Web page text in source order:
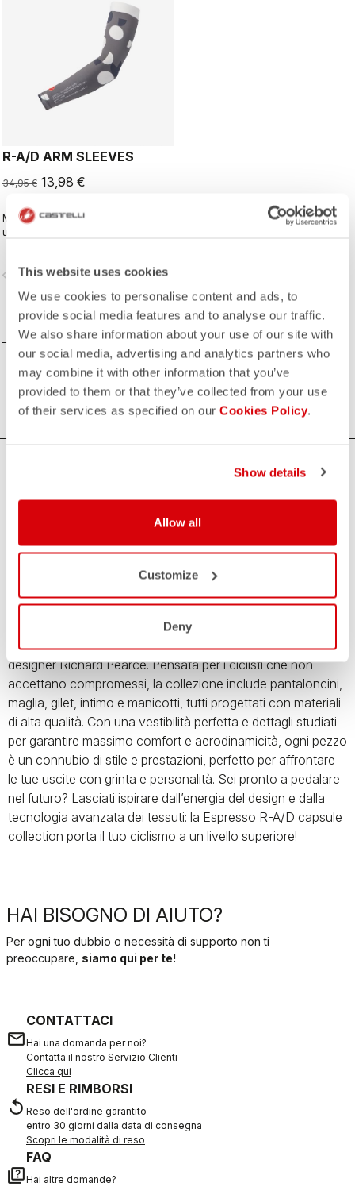
This website uses cookies
We use cookies to personalise content and ads, to
provide social media features and to analyse our traffic.
We also share information about your use of our site with
our social media, advertising and analytics partners who
may combine it with other information that you’ve
provided to them or that they’ve collected from your use
of their services as specified on our Cookies Policy.
Show details
Allow all
Customize
Deny
R-A/D ARM SLEEVES
34,95 € 13,98 €
Maniche con protezione UPF 50+ e
una grafica di Richard Pearce in
navigate_next
CONFRONTA
versatilità del kit Espresso con il tocco
futuristico e le audaci sfumature del designer
Richard Pearce
Scopri la Espresso R-A/D capsule collection, dove
prende vita. Questa esclusiva collezione combina la
semplicità e la versatilità del celebre kit Espresso con il
tocco futuristico e le audaci sfumature cromatiche del
designer Richard Pearce. Pensata per i ciclisti che non
accettano compromessi, la collezione include pantaloncini,
maglia, gilet, intimo e manicotti, tutti progettati con materiali
di alta qualità. Con una vestibilità perfetta e dettagli studiati
per garantire massimo comfort e aerodinamicità, ogni pezzo
è un connubio di stile e prestazioni, perfetto per affrontare
le tue uscite con grinta e personalità. Sei pronto a pedalare
nel futuro? Lasciati ispirare dall’energia del design e dalla
tecnologia avanzata dei tessuti: la Espresso R-A/D capsule
collection porta il tuo ciclismo a un livello superiore!
HAI BISOGNO DI AIUTO?
Per ogni tuo dubbio o necessità di supporto non ti
preoccupare, siamo qui per te!
email
CONTATTACI
Hai una domanda per noi?
Contatta il nostro Servizio Clienti
Clicca qui
replay
RESI E RIMBORSI
Reso dell'ordine garantito
entro 30 giorni dalla data di consegna
Scopri le modalità di reso
quiz
FAQ
Hai altre domande?